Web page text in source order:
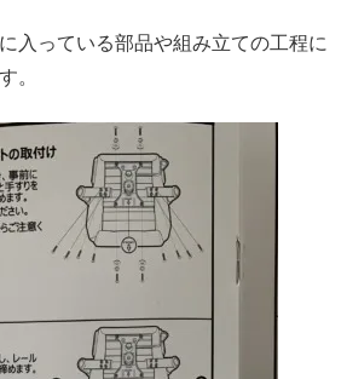
入っている部品や組み立ての工程に
。